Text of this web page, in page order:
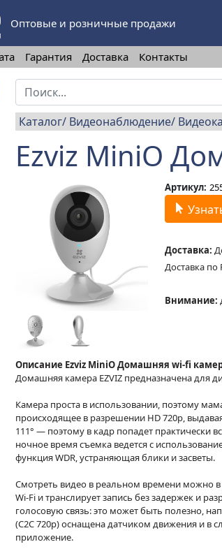
Оптовые и розничные продажи
Гарантия Доставка Контакты
Каталог Видеонаблюдение
Ezviz MiniO
Артикул:
Доставка:
Доставка
Внимание:
Описание Ezviz MiniO Домашняя wi-fi
Домашняя камера EZVIZ предназначена для
Камера проста в использовании, поэтому
происходящее в разрешении HD 720p,
111° — поэтому в кадр попадет практически
ночное время съемка ведется с
функция WDR, устраняющая блики и засветы.
Смотреть видео в реальном времени можно
Wi-Fi и транслирует запись без задержек и
голосовую связь: это может быть полезно,
(С2С 720р) оснащена датчиком движения и в
приложение.